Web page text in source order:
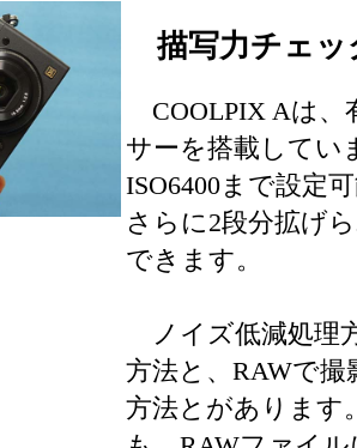
描写力チェッ
COOLPIX Aは、
サーを搭載してい
ISO6400まで設定
さらに2段分拡げ
できます。
ノイズ低減処理
方法と、RAWで
方法とがあります